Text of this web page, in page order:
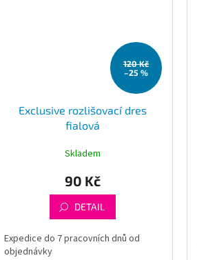
120 Kč
–25 %
Exclusive rozlišovací dres
fialová
Skladem
90 Kč
DETAIL
Expedice do 7 pracovních dnů od
objednávky